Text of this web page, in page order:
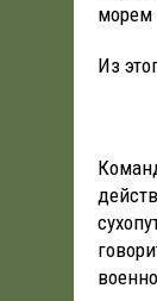
морем
Из